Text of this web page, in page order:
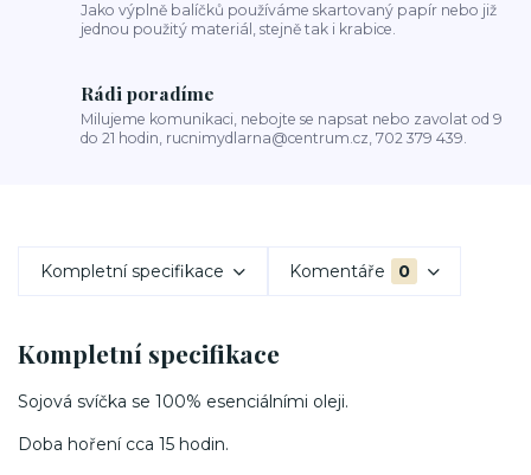
Jako výplně balíčků používáme skartovaný papír nebo již
jednou použitý materiál, stejně tak i krabice.
Rádi poradíme
Milujeme komunikaci, nebojte se napsat nebo zavolat od 9
do 21 hodin, rucnimydlarna@centrum.cz, 702 379 439.
Kompletní specifikace Komentáře 0
Kompletní specifikace
Sojová svíčka se 100% esenciálními oleji.
Doba hoření cca 15 hodin.